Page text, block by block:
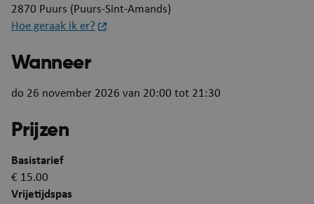
2870 Puurs (Puurs-Sint-Amands)
Hoe geraak ik er?
Wanneer
do 26 november 2026 van 20:00 tot 21:30
Prijzen
Basistarief
€ 15.00
Vrijetijdspas
Strikt noodzakelijke cookies maken de
kernfunctionaliteiten van de website mogelijk, zoals
strikt noodzakelijke cookies.
Naam
Aanbieder
JSESSIONID